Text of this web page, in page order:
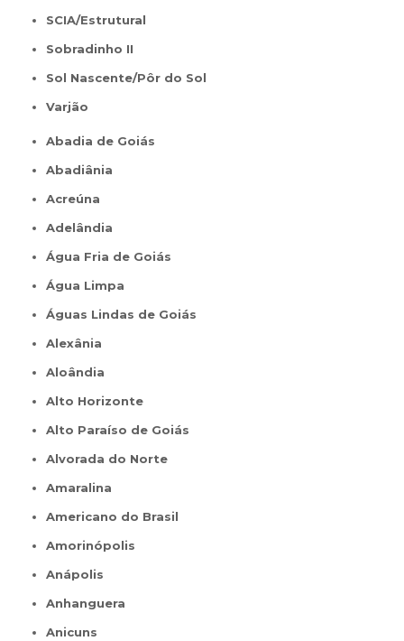
SCIA/Estrutural
Sobradinho II
Sol Nascente/Pôr do Sol
Varjão
Abadia de Goiás
Abadiânia
Acreúna
Adelândia
Água Fria de Goiás
Água Limpa
Águas Lindas de Goiás
Alexânia
Aloândia
Alto Horizonte
Alto Paraíso de Goiás
Alvorada do Norte
Amaralina
Americano do Brasil
Amorinópolis
Anápolis
Anhanguera
Anicuns